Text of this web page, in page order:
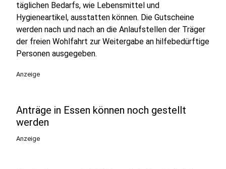
täglichen Bedarfs, wie Lebensmittel und
Hygieneartikel, ausstatten können. Die Gutscheine
werden nach und nach an die Anlaufstellen der Träger
der freien Wohlfahrt zur Weitergabe an hilfebedürftige
Personen ausgegeben.
Anzeige
Anträge in Essen können noch gestellt
werden
Anzeige